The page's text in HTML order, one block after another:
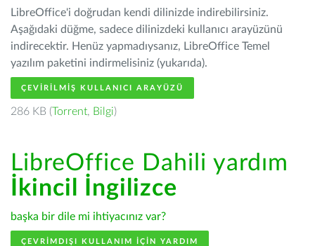
LibreOffice'i doğrudan kendi dilinizde indirebilirsiniz.
Aşağıdaki düğme, sadece dilinizdeki kullanıcı arayüzünü
indirecektir. Henüz yapmadıysanız, LibreOffice Temel
yazılım paketini indirmelisiniz (yukarıda).
ÇEVIRILMIŞ KULLANICI ARAYÜZÜ
286 KB (Torrent, Bilgi)
LibreOffice Dahili yardım
İkincil İngilizce
başka bir dile mi ihtiyacınız var?
ÇEVRIMDIŞI KULLANIM IÇIN YARDIM